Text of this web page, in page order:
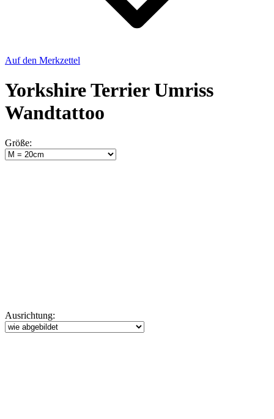
Auf den Merkzettel
Yorkshire Terrier Umriss
Wandtattoo
Größe:
Ausrichtung: